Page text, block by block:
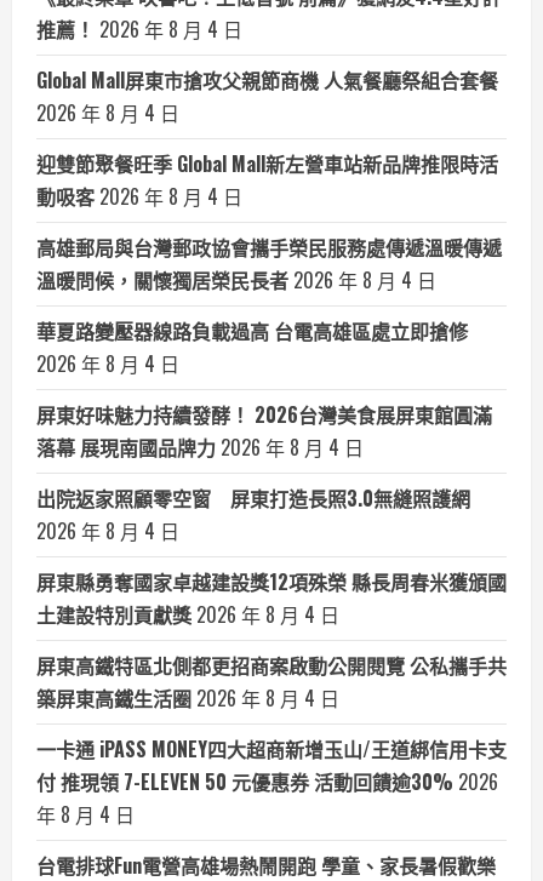
推薦！ 2026 年 8 月 4 日
Global Mall屏東市搶攻父親節商機 人氣餐廳祭組合套餐
2026 年 8 月 4 日
迎雙節聚餐旺季 Global Mall新左營車站新品牌推限時活
動吸客 2026 年 8 月 4 日
高雄郵局與台灣郵政協會攜手榮民服務處傳遞溫暖傳遞
溫暖問候，關懷獨居榮民長者 2026 年 8 月 4 日
華夏路變壓器線路負載過高 台電高雄區處立即搶修
2026 年 8 月 4 日
屏東好味魅力持續發酵！ 2026台灣美食展屏東館圓滿
落幕 展現南國品牌力 2026 年 8 月 4 日
出院返家照顧零空窗 屏東打造長照3.0無縫照護網
2026 年 8 月 4 日
屏東縣勇奪國家卓越建設獎12項殊榮 縣長周春米獲頒國
土建設特別貢獻獎 2026 年 8 月 4 日
屏東高鐵特區北側都更招商案啟動公開閱覽 公私攜手共
築屏東高鐵生活圈 2026 年 8 月 4 日
一卡通 iPASS MONEY四大超商新增玉山/王道綁信用卡支
付 推現領 7-ELEVEN 50 元優惠券 活動回饋逾30% 2026
年 8 月 4 日
台電排球Fun電營高雄場熱鬧開跑 學童、家長暑假歡樂